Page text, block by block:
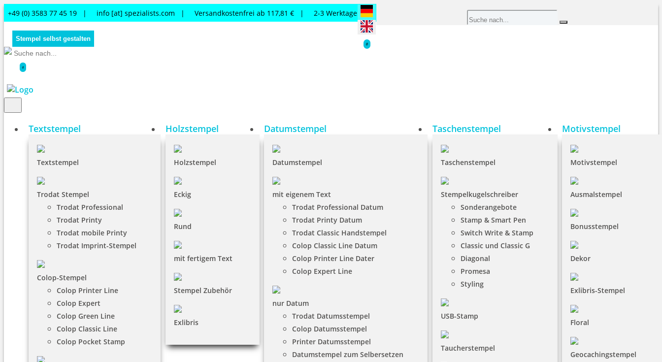
+49 (0) 3583 77 45 19 | info [at] spezialists.com | Versandkostenfrei ab 117,81 € | 2-3 Werktage
0
Stempel selbst gestalten
0
Textstempel
Textstempel
Trodat Stempel
Trodat Professional
Trodat Printy
Trodat mobile Printy
Trodat Imprint-Stempel
Colop-Stempel
Colop Printer Line
Colop Expert
Colop Green Line
Colop Classic Line
Colop Pocket Stamp
Holzstempel
Holzstempel
Eckig
Rund
mit fertigem Text
Stempel Zubehör
Exlibris
Datumstempel
Datumstempel
mit eigenem Text
Trodat Professional Datum
Trodat Printy Datum
Trodat Classic Handstempel
Colop Classic Line Datum
Colop Printer Line Dater
Colop Expert Line
nur Datum
Trodat Datumsstempel
Colop Datumsstempel
Printer Datumsstempel
Datumstempel zum Selbersetzen
Taschenstempel
Taschenstempel
Stempelkugelschreiber
Sonderangebote
Stamp & Smart Pen
Switch Write & Stamp
Classic und Classic G
Diagonal
Promesa
Styling
USB-Stamp
Taucherstempel
Motivstempel
Motivstempel
Ausmalstempel
Bonusstempel
Dekor
Exlibris-Stempel
Floral
Geocachingstempel